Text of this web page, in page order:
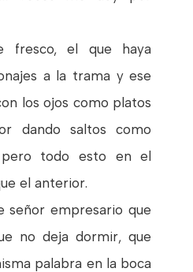
fresco, el que haya
a la trama y ese
los ojos como platos
dando saltos como
todo esto en el
el anterior.
señor empresario que
no deja dormir, que
palabra en la boca